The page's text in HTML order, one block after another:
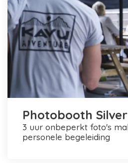
Photobooth Silver
3 uur onbeperkt foto's maken en printen +
personele begeleiding